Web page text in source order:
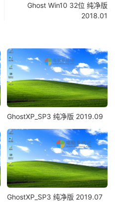
Ghost Win10 32位 纯净版
2018.01
GhostXP_SP3 纯净版 2019.09
GhostXP_SP3 纯净版 2019.07